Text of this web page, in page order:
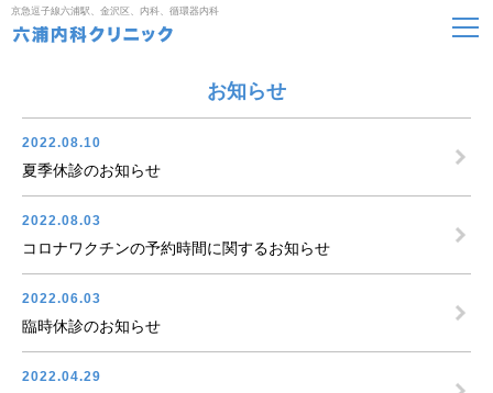
京急逗子線六浦駅、金沢区、内科、循環器内科
お知らせ
2022.08.10
夏季休診のお知らせ
2022.08.03
コロナワクチンの予約時間に関するお知らせ
2022.06.03
臨時休診のお知らせ
2022.04.29